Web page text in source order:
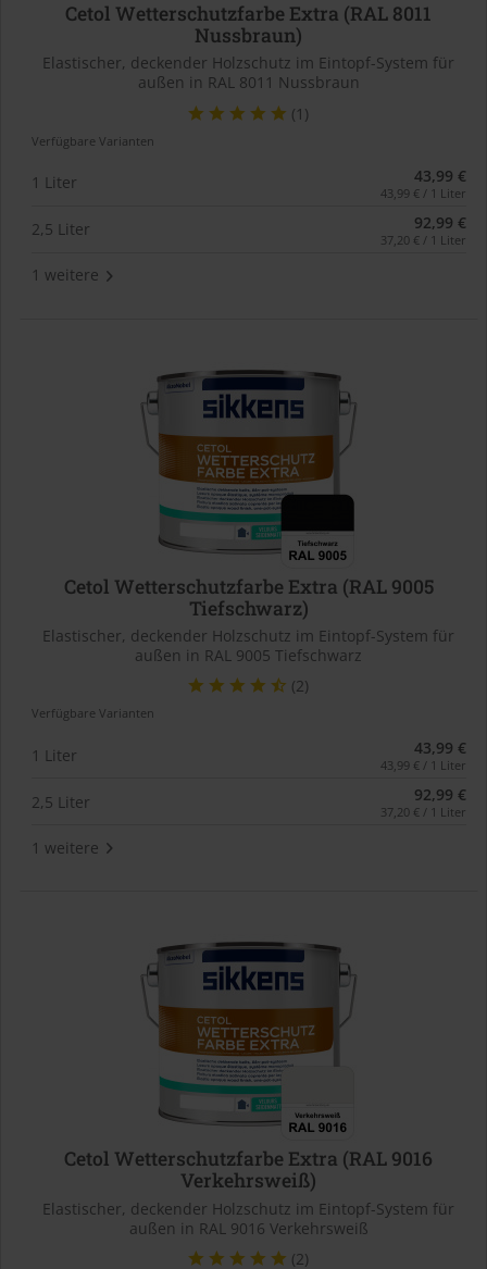
Cetol Wetterschutzfarbe Extra (RAL 8011
Nussbraun)
Elastischer, deckender Holzschutz im Eintopf-System für
außen in RAL 8011 Nussbraun
(1)
Verfügbare Varianten
1 Liter 43,99 €
43,99 € / 1 Liter
2,5 Liter 92,99 €
37,20 € / 1 Liter
1 weitere
Cetol Wetterschutzfarbe Extra (RAL 9005
Tiefschwarz)
Elastischer, deckender Holzschutz im Eintopf-System für
außen in RAL 9005 Tiefschwarz
(2)
Verfügbare Varianten
1 Liter 43,99 €
43,99 € / 1 Liter
2,5 Liter 92,99 €
37,20 € / 1 Liter
1 weitere
Cetol Wetterschutzfarbe Extra (RAL 9016
Verkehrsweiß)
Elastischer, deckender Holzschutz im Eintopf-System für
außen in RAL 9016 Verkehrsweiß
(2)